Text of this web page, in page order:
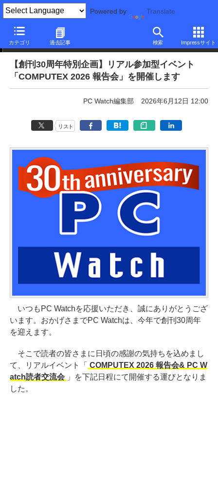
Powered by Translate
カテゴリ 過去記事 検索 Impressサイト
ニュース
【創刊30周年特別企画】リアル参加型イベント
「COMPUTEX 2026 報告会」を開催します
PC Watch編集部 2026年6月12日 12:00
リスト
いつもPC Watchを応援いただき、誠にありがとうござ
います。おかげさまでPC Watchは、今年で創刊30周年
を迎えます。
そこで読者の皆さまに日頃の感謝の気持ちを込めまし
て、リアルイベント「 COMPUTEX 2026 報告会& PC W
atch読者交流会 」を下記日程にて開催する運びとなりま
した。